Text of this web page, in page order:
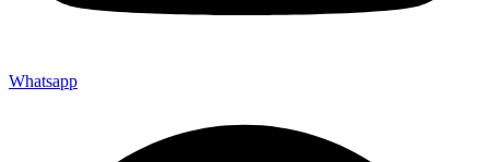
Whatsapp